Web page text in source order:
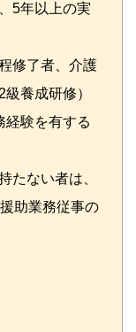
5年以上の実
修了者、介護
養成研修）
経験を有する
ない者は、
助業務従事の